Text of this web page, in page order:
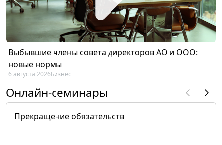
Выбывшие члены совета директоров АО и ООО:
новые нормы
6 августа 2026Бизнес
Онлайн-семинары
Прекращение обязательств